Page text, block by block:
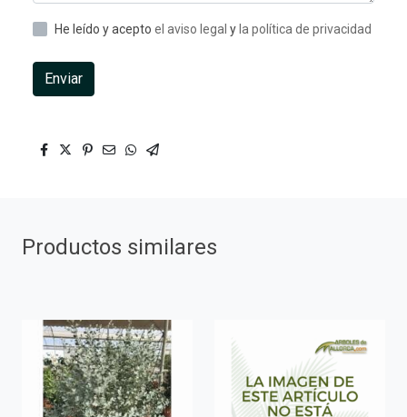
He leído y acepto el aviso legal y la política de privacidad
Enviar
Productos similares